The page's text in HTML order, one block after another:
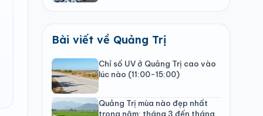
Bài viết về Quảng Trị
Chỉ số UV ở Quảng Trị cao vào
lúc nào (11:00-15:00)
Quảng Trị mùa nào đẹp nhất
trong năm: tháng 3 đến tháng